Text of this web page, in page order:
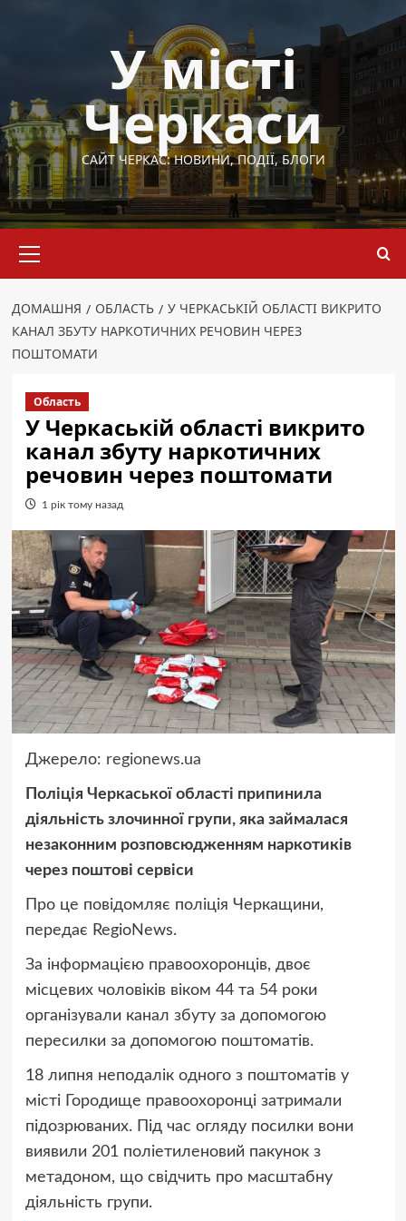
У місті
Черкаси
САЙТ ЧЕРКАС: НОВИНИ, ПОДІЇ, БЛОГИ
меню
ДОМАШНЯ ОБЛАСТЬ
У ЧЕРКАСЬКІЙ ОБЛАСТІ ВИКРИТО
КАНАЛ ЗБУТУ НАРКОТИЧНИХ РЕЧОВИН ЧЕРЕЗ
ПОШТОМАТИ
Область
У Черкаській області викрито
канал збуту наркотичних
речовин через поштомати
1 рік тому назад
Джерело: regionews.ua
Поліція Черкаської області припинила
діяльність злочинної групи, яка займалася
незаконним розповсюдженням наркотиків
через поштові сервіси
Про це повідомляє поліція Черкащини,
передає RegioNews.
За інформацією правоохоронців, двоє
місцевих чоловіків віком 44 та 54 роки
організували канал збуту за допомогою
пересилки за допомогою поштоматів.
18 липня неподалік одного з поштоматів у
місті Городище правоохоронці затримали
підозрюваних. Під час огляду посилки вони
виявили 201 поліетиленовий пакунок з
метадоном, що свідчить про масштабну
діяльність групи.